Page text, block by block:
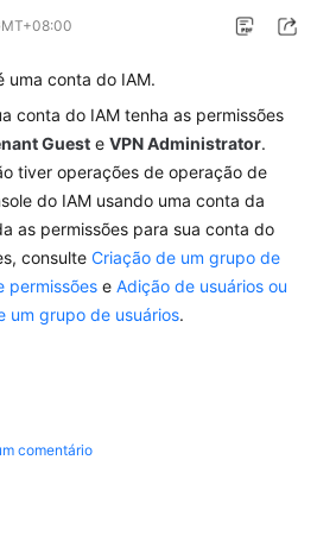
uma conta do IAM.
conta do IAM tenha as permissões
Guest e VPN Administrator.
tiver operações de operação de
do IAM usando uma conta da
as permissões para sua conta do
consulte Criação de um grupo de
permissões e Adição de usuários ou
um grupo de usuários.
comentário